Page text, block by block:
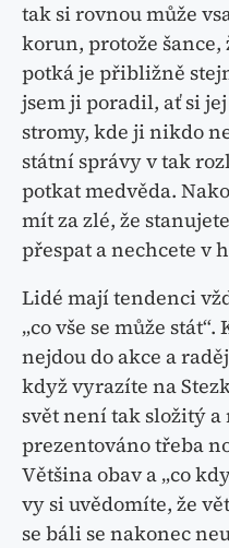
tak si rovnou může
korun, protože šance,
potká je přibližně
jsem ji poradil, ať si
stromy, kde ji nikdo
státní správy v tak
potkat medvěda.
mít za zlé, že
přespat a nechcete v
Lidé mají tendenci
„co vše se může
nejdou do akce a
když vyrazíte na
svět není tak složitý
prezentováno třeba
Většina obav a „co
vy si uvědomíte, že
se báli se nakonec